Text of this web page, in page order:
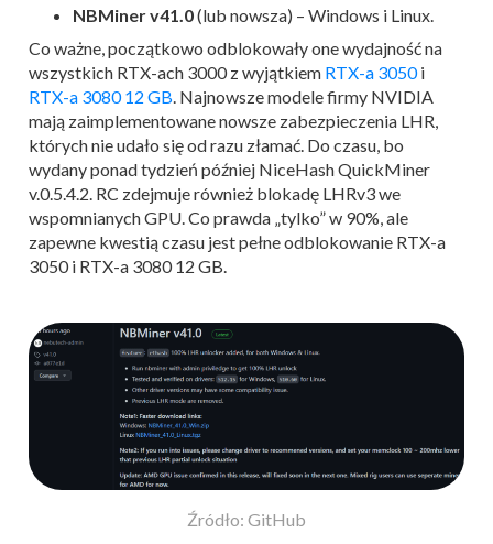
NBMiner v41.0(lub nowsza) – Windows i Linux.
Co ważne, początkowo odblokowały one wydajność na
wszystkich RTX-ach 3000 z wyjątkiem RTX-a 3050i
RTX-a 3080 12 GB . Najnowsze modele firmy NVIDIA
mają zaimplementowane nowsze zabezpieczenia LHR,
których nie udało się od razu złamać. Do czasu, bo
wydany ponad tydzień później NiceHash QuickMiner
v.0.5.4.2. RC zdejmuje również blokadę LHRv3 we
wspomnianych GPU. Co prawda „tylko” w 90%, ale
zapewne kwestią czasu jest pełne odblokowanie RTX-a
3050 i RTX-a 3080 12 GB.
Źródło: GitHub